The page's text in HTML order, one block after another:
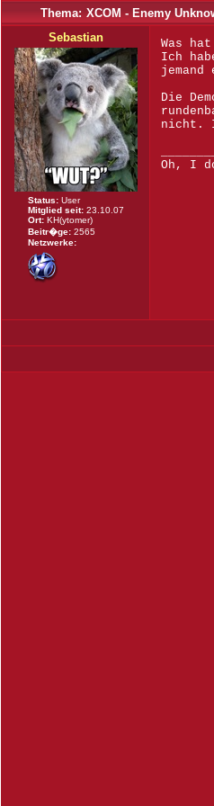
Thema: XCOM - Enemy
Sebastian
Status: User
Mitglied seit: 23.10.07
Ort: KH(ytomer)
Beitr�ge: 2565
Netzwerke:
Was
Ich
jemand
Die
nicht.
Oh, I